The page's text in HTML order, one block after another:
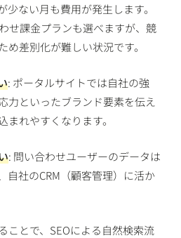
ない月も費用が発生します。
せ課金プランも選べますが、競
差別化が難しい状況です。
: ポータルサイトでは自社の強
力といったブランド要素を伝え
まれやすくなります。
: 問い合わせユーザーのデータは
自社のCRM（顧客管理）に活か
ことで、SEOによる自然検索流